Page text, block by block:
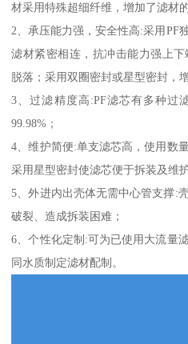
材采用特殊超细纤维，增加了滤材
2、承压能力强，安全性高:采用PF
滤材紧密相连，抗冲击能力强上
脱落；采用双圈密封或星型密封，
3、过滤精度高:PF滤芯有多种过
99.98%；
4、维护简便:单支滤芯高，使用数
采用星型密封使滤芯便于拆装及维护
5、外进内出壳体无需中心管支撑:
破裂、造成拆装困难；
6、个性化定制:可为已使用大流量
同水质制定滤材配制。